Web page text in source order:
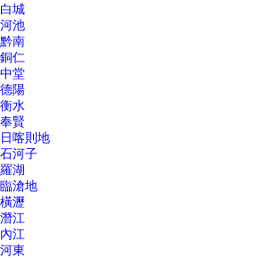
白城
河池
黔南
銅仁
中堂
德陽
衡水
奉賢
日喀則地
石河子
羅湖
臨滄地
橫瀝
潛江
內江
河東